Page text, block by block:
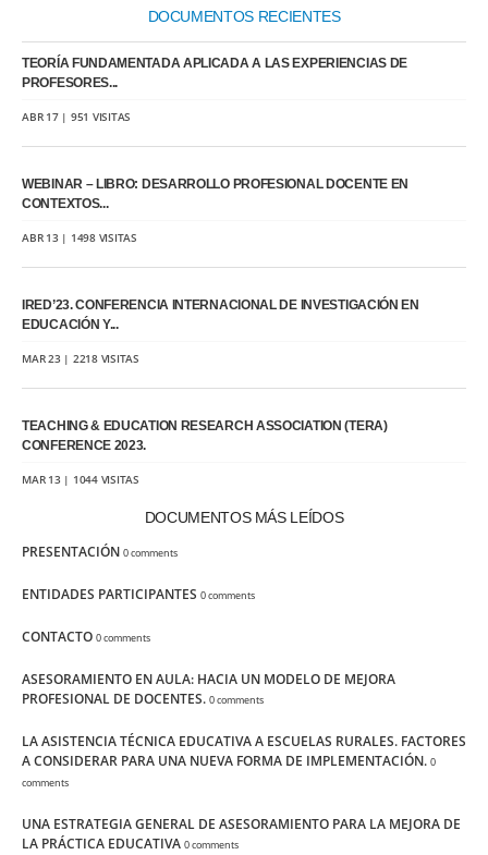
DOCUMENTOS RECIENTES
TEORÍA FUNDAMENTADA APLICADA A LAS EXPERIENCIAS DE
PROFESORES...
ABR 17 | 951 VISITAS
WEBINAR – LIBRO: DESARROLLO PROFESIONAL DOCENTE EN
CONTEXTOS...
ABR 13 | 1498 VISITAS
IRED’23. CONFERENCIA INTERNACIONAL DE INVESTIGACIÓN EN
EDUCACIÓN Y...
MAR 23 | 2218 VISITAS
TEACHING & EDUCATION RESEARCH ASSOCIATION (TERA)
CONFERENCE 2023.
MAR 13 | 1044 VISITAS
DOCUMENTOS MÁS LEÍDOS
PRESENTACIÓN 0 comments
ENTIDADES PARTICIPANTES 0 comments
CONTACTO 0 comments
ASESORAMIENTO EN AULA: HACIA UN MODELO DE MEJORA
PROFESIONAL DE DOCENTES. 0 comments
LA ASISTENCIA TÉCNICA EDUCATIVA A ESCUELAS RURALES. FACTORES
A CONSIDERAR PARA UNA NUEVA FORMA DE IMPLEMENTACIÓN. 0
comments
UNA ESTRATEGIA GENERAL DE ASESORAMIENTO PARA LA MEJORA DE
LA PRÁCTICA EDUCATIVA 0 comments